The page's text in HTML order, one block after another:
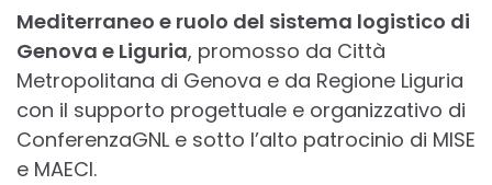
Mediterraneo e ruolo del sistema logistico di
Genova e Liguria, promosso da Città
Metropolitana di Genova e da Regione Liguria
con il supporto progettuale e organizzativo di
ConferenzaGNL e sotto l’alto patrocinio di MISE
e MAECI.